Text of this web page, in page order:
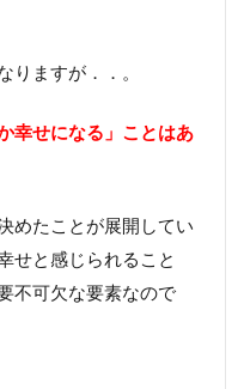
りますが．．。
幸せになる」ことはあ
めたことが展開してい
せと感じられること
不可欠な要素なので